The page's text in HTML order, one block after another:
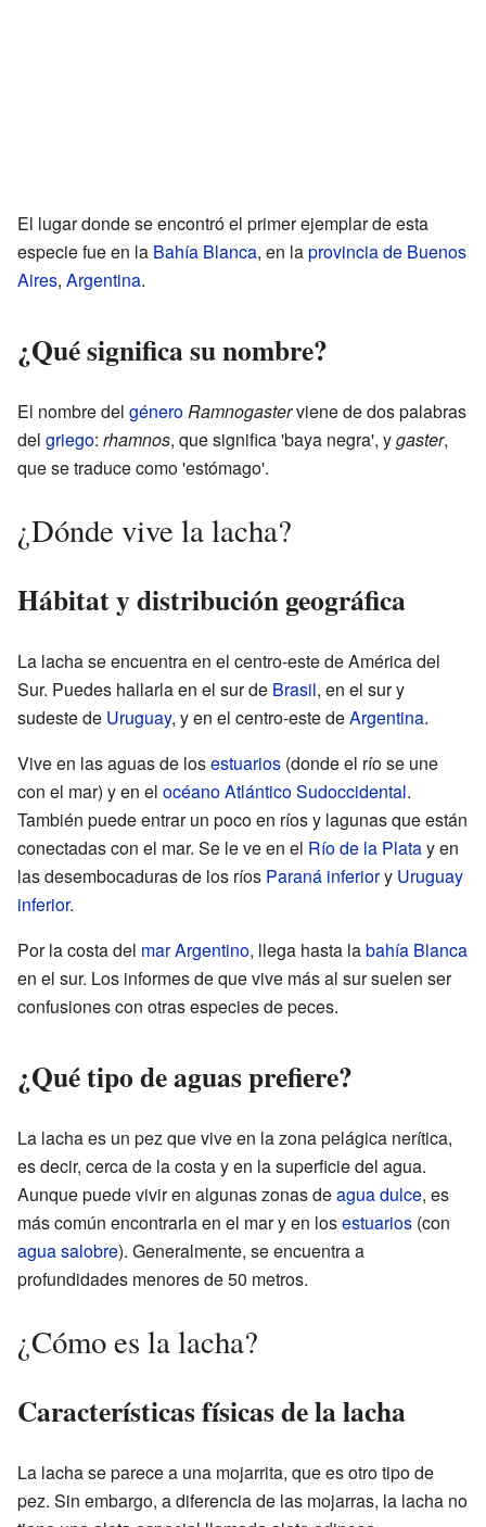
El lugar donde se encontró el primer ejemplar de esta
especie fue en la Bahía Blanca, en laprovincia de Buenos
Aires, Argentina.
¿Qué significa su nombre?
El nombre del géneroRamnogasterviene de dos palabras
del griego: rhamnos, que significa 'baya negra', ygaster,
que se traduce como 'estómago'.
¿Dónde vive la lacha?
Hábitat y distribución geográfica
La lacha se encuentra en el centro-este de América del
Sur. Puedes hallarla en el sur de Brasil, en el sur y
sudeste de Uruguay, y en el centro-este deArgentina.
Vive en las aguas de losestuarios (donde el río se une
con el mar) y en el océano Atlántico Sudoccidental.
También puede entrar un poco en ríos y lagunas que están
conectadas con el mar. Se le ve en el Río de la Platay en
las desembocaduras de los ríos Paraná inferiory Uruguay
inferior.
Por la costa del mar Argentino, llega hasta labahía Blanca
en el sur. Los informes de que vive más al sur suelen ser
confusiones con otras especies de peces.
¿Qué tipo de aguas prefiere?
La lacha es un pez que vive en la zona pelágica nerítica,
es decir, cerca de la costa y en la superficie del agua.
Aunque puede vivir en algunas zonas deagua dulce, es
más común encontrarla en el mar y en losestuarios (con
agua salobre). Generalmente, se encuentra a
profundidades menores de 50 metros.
¿Cómo es la lacha?
Características físicas de la lacha
La lacha se parece a una mojarrita, que es otro tipo de
pez. Sin embargo, a diferencia de las mojarras, la lacha no